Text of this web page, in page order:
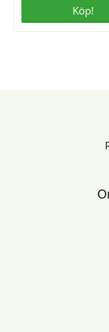
Köp!